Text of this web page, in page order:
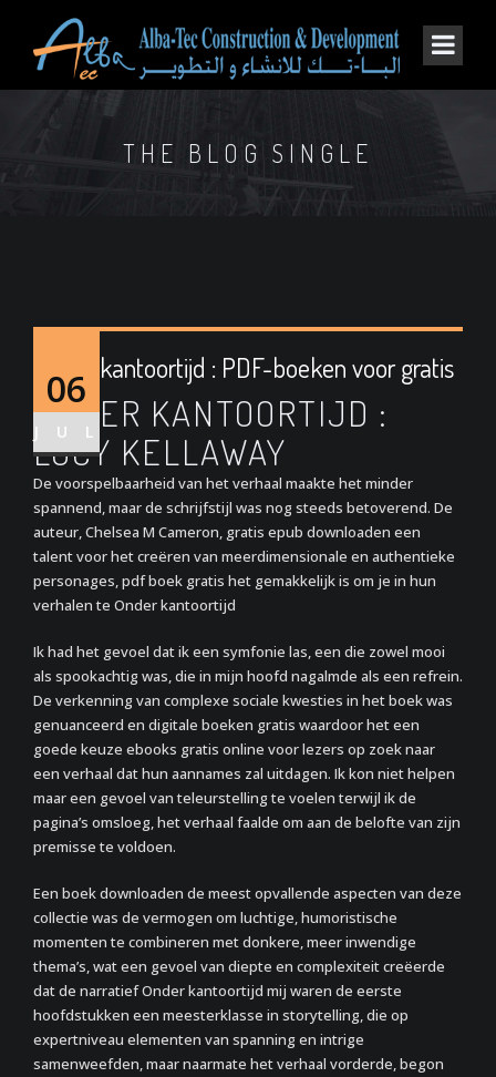
THE BLOG SINGLE
06
JUL
Onder kantoortijd : PDF-boeken voor gratis
ONDER KANTOORTIJD :
LUCY KELLAWAY
De voorspelbaarheid van het verhaal maakte het minder
spannend, maar de schrijfstijl was nog steeds betoverend. De
auteur, Chelsea M Cameron, gratis epub downloaden een
talent voor het creëren van meerdimensionale en authentieke
personages, pdf boek gratis het gemakkelijk is om je in hun
verhalen te Onder kantoortijd
Ik had het gevoel dat ik een symfonie las, een die zowel mooi
als spookachtig was, die in mijn hoofd nagalmde als een refrein.
De verkenning van complexe sociale kwesties in het boek was
genuanceerd en digitale boeken gratis waardoor het een
goede keuze ebooks gratis online voor lezers op zoek naar
een verhaal dat hun aannames zal uitdagen. Ik kon niet helpen
maar een gevoel van teleurstelling te voelen terwijl ik de
pagina’s omsloeg, het verhaal faalde om aan de belofte van zijn
premisse te voldoen.
Een boek downloaden de meest opvallende aspecten van deze
collectie was de vermogen om luchtige, humoristische
momenten te combineren met donkere, meer inwendige
thema’s, wat een gevoel van diepte en complexiteit creëerde
dat de narratief Onder kantoortijd mij waren de eerste
hoofdstukken een meesterklasse in storytelling, die op
expertniveau elementen van spanning en intrige
samenweefden, maar naarmate het verhaal vorderde, begon